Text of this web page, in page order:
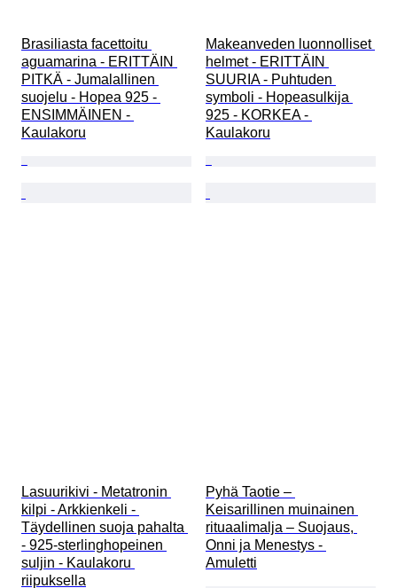
Brasiliasta facettoitu
aguamarina - ERITTÄIN
PITKÄ - Jumalallinen
suojelu - Hopea 925 -
ENSIMMÄINEN -
Kaulakoru
Makeanveden luonnolliset
helmet - ERITTÄIN
SUURIA - Puhtuden
symboli - Hopeasulkija
925 - KORKEA -
Kaulakoru
Lasuurikivi - Metatronin
kilpi - Arkkienkeli -
Täydellinen suoja pahalta
- 925-sterlinghopeinen
suljin - Kaulakoru
riipuksella
Pyhä Taotie –
Keisarillinen muinainen
rituaalimalja – Suojaus,
Onni ja Menestys -
Amuletti